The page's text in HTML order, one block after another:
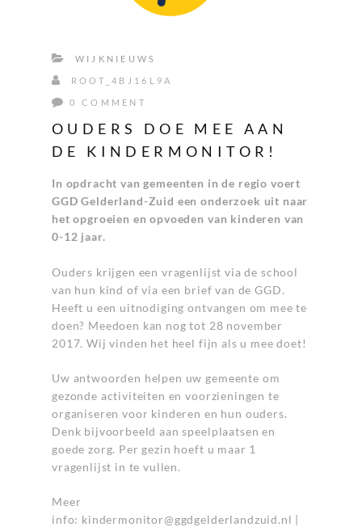
WIJKNIEUWS
ROOT_4BJ16L9A
0 COMMENT
OUDERS DOE MEE AAN
DE KINDERMONITOR!
In opdracht van gemeenten in de regio voert
GGD Gelderland-Zuid een onderzoek uit naar
het opgroeien en opvoeden van kinderen van
0-12 jaar.
Ouders krijgen een vragenlijst via de school
van hun kind of via een brief van de GGD.
Heeft u een uitnodiging ontvangen om mee te
doen? Meedoen kan nog tot 28 november
2017. Wij vinden het heel fijn als u mee doet!
Uw antwoorden helpen uw gemeente om
gezonde activiteiten en voorzieningen te
organiseren voor kinderen en hun ouders.
Denk bijvoorbeeld aan speelplaatsen en
goede zorg. Per gezin hoeft u maar 1
vragenlijst in te vullen.
Meer
info: kindermonitor@ggdgelderlandzuid.nl |